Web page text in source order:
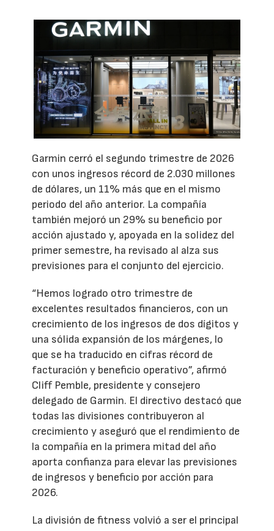
Garmin cerró el segundo trimestre de 2026
con unos ingresos récord de 2.030 millones
de dólares, un 11% más que en el mismo
periodo del año anterior. La compañía
también mejoró un 29% su beneficio por
acción ajustado y, apoyada en la solidez del
primer semestre, ha revisado al alza sus
previsiones para el conjunto del ejercicio.
“Hemos logrado otro trimestre de
excelentes resultados financieros, con un
crecimiento de los ingresos de dos dígitos y
una sólida expansión de los márgenes, lo
que se ha traducido en cifras récord de
facturación y beneficio operativo”, afirmó
Cliff Pemble, presidente y consejero
delegado de Garmin. El directivo destacó que
todas las divisiones contribuyeron al
crecimiento y aseguró que el rendimiento de
la compañía en la primera mitad del año
aporta confianza para elevar las previsiones
de ingresos y beneficio por acción para
2026.
La división de fitness volvió a ser el principal